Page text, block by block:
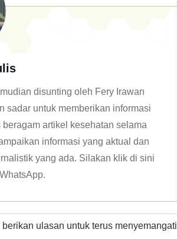
disunting oleh Fery Irawan
sadar untuk memberikan informasi
artikel kesehatan selama
informasi yang aktual dan
yang ada. Silakan klik di sini
.
ulasan untuk terus menyemangati